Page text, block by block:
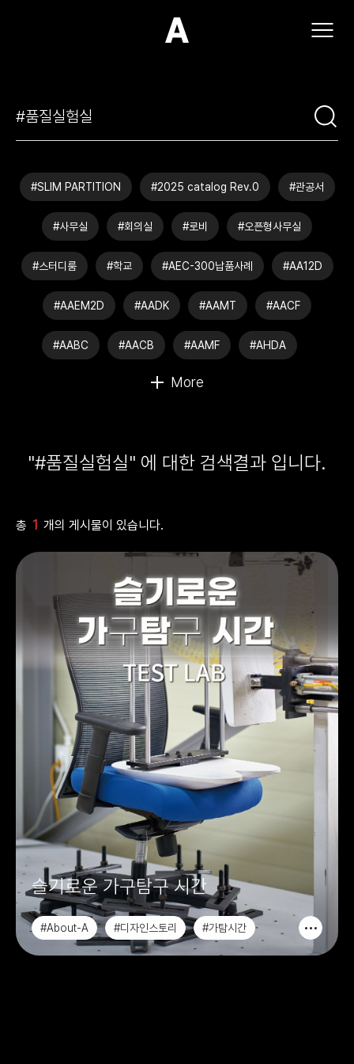
(주)아모스아인스가구
#SLIM PARTITION #2025 catalog Rev.0 #관공서
#사무실 #회의실 #로비 #오픈형사무실
#스터디룸 #학교 #AEC-300납품사례 #AA12D
#AAEM2D #AADK #AAMT #AACF
#AABC #AACB #AAMF #AHDA
"#품질실험실" 에 대한 검색결과 입니다.
총 1 개의 게시물이 있습니다.
슬기로운 가구탐구 시간
#About-A #디자인스토리
#가탐시간
#슬기로운가탐시간